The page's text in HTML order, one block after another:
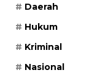
Daerah
Hukum
Kriminal
Nasional